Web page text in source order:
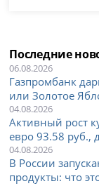
Последние
06.08.2026
Газпромбанк
или Золотое
04.08.2026
Активный рост
евро 93.58 руб.,
04.08.2026
В России
продукты: что